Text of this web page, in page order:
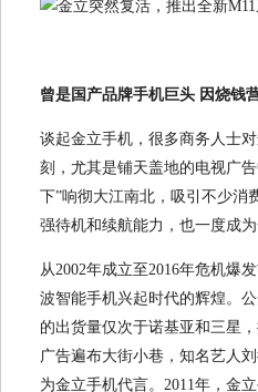
曾是国产品牌手机巨头 因烧钱
谈起金立手机，很多商务人士
刻，尤其是铺天盖地的电视广
下”响彻大江南北，吸引不少消
强待机和续航能力，也一度成
从2002年成立至2016年危机爆
波智能手机兴起时代的辉煌。
的出货量仅次于诺基亚和三星
广告遍布大街小巷，知名艺人
为金立手机代言。2011年，金